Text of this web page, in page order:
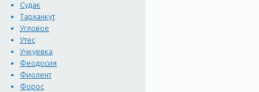
Судак
Тарханкут
Угловое
Утес
Учкуевка
Феодосия
Фиолент
Форос